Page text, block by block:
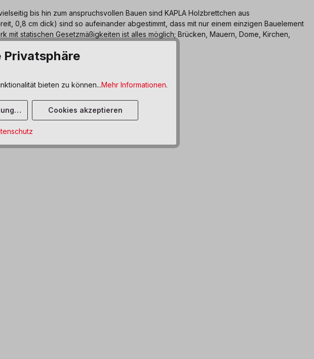
bis hin zum anspruchsvollen Bauen sind KAPLA Holzbrettchen aus
0,8 cm dick) sind so aufeinander abgestimmt, dass mit nur einem einzigen Bauelement
statischen Gesetzmäßigkeiten ist alles möglich; Brücken, Mauern, Dome, Kirchen,
oder Befestigungselemente benötigt.
Privatsphäre
bieten zu können...Mehr Informationen.
Cookies akzeptieren